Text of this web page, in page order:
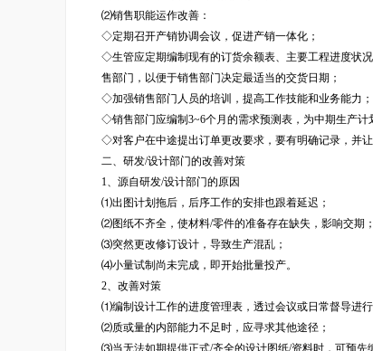
⑵销售职能运作改善：
◇定期召开产销协调会议，促进产销一体化；
◇生管应定期编制现有的订货余额表、主要工程进度状况
售部门，以便于销售部门决定最适当的交货日期；
◇加强销售部门人员的培训，提高工作技能和业务能力；
◇销售部门应编制3~6个月的需求预测表，为中期生产计
◇对客户在中途提出订单更改要求，要有明确记录，并让
二、研发/设计部门的改善对策
1、源自研发/设计部门的原因
⑴出图计划拖后，后序工作的安排也跟着延迟；
⑵图纸不齐全，使材料/零件的准备存在缺失，影响交期；
⑶突然更改修订设计，导致生产混乱；
⑷小量试制尚未完成，即开始批量投产。
2、改善对策
⑴编制设计工作的进度管理表，透过会议或日常督导进行
⑵质或量的内部能力不足时，应寻求其他途径；
⑶当无法如期提供正式/齐全的设计图纸/资料时，可预先